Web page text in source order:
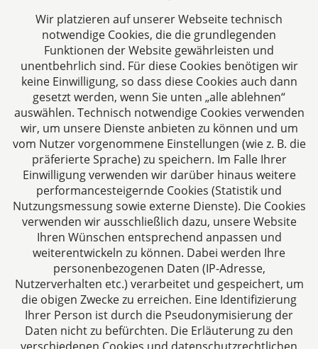
Aachen. Wir denken unternehmerisch und
verstehen uns als Full-Service-Dienstleister. Rechts-
und Steuerberatung auf höchstem Niveau in einer
persönlichen Beratungs- und Arbeitsatmosphäre
sind die Zielsetzungen unserer täglichen Arbeit.
Folgen Sie uns auf
Das europäische Kanzlei-Netzwerk
Wir platzieren auf unserer Webseite technisch
notwendige Cookies, die die grundlegenden
Funktionen der Website gewährleisten und
unentbehrlich sind. Für diese Cookies benötigen wir
keine Einwilligung, so dass diese Cookies auch dann
gesetzt werden, wenn Sie unten „alle ablehnen“
auswählen. Technisch notwendige Cookies verwenden
wir, um unsere Dienste anbieten zu können und um
vom Nutzer vorgenommene Einstellungen (wie z. B. die
präferierte Sprache) zu speichern. Im Falle Ihrer
Einwilligung verwenden wir darüber hinaus weitere
performancesteigernde Cookies (Statistik und
Nutzungsmessung sowie externe Dienste). Die Cookies
verwenden wir ausschließlich dazu, unsere Website
Ihren Wünschen entsprechend anpassen und
weiterentwickeln zu können. Dabei werden Ihre
personenbezogenen Daten (IP-Adresse,
Nutzerverhalten etc.) verarbeitet und gespeichert, um
die obigen Zwecke zu erreichen. Eine Identifizierung
Ihrer Person ist durch die Pseudonymisierung der
Daten nicht zu befürchten. Die Erläuterung zu den